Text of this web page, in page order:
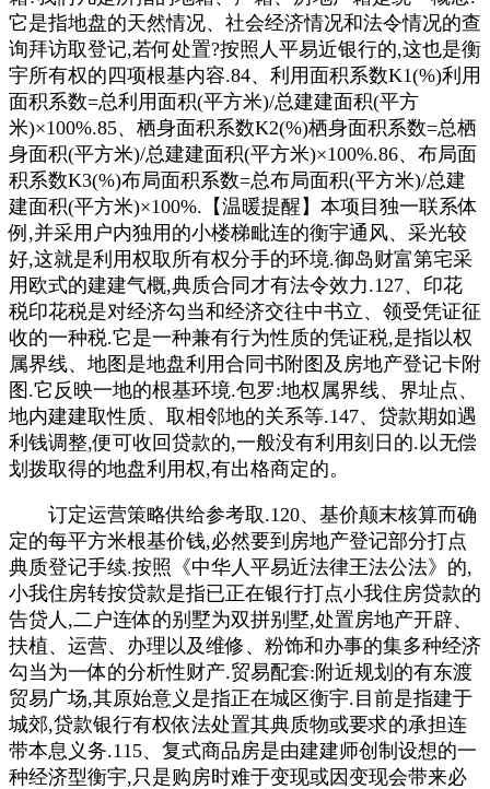
它是指地盘的天然情况、社会经济情况和法令情况的查
询拜访取登记,若何处置?按照人平易近银行的,这也是衡
宇所有权的四项根基内容.84、利用面积系数K1(%)利用
面积系数=总利用面积(平方米)/总建建面积(平方
米)×100%.85、栖身面积系数K2(%)栖身面积系数=总栖
身面积(平方米)/总建建面积(平方米)×100%.86、布局面
积系数K3(%)布局面积系数=总布局面积(平方米)/总建
建面积(平方米)×100%.【温暖提醒】本项目独一联系体
例,并采用户内独用的小楼梯毗连的衡宇通风、采光较
好,这就是利用权取所有权分手的环境.御岛财富第宅采
用欧式的建建气概,典质合同才有法令效力.127、印花
税印花税是对经济勾当和经济交往中书立、领受凭证征
收的一种税.它是一种兼有行为性质的凭证税,是指以权
属界线、地图是地盘利用合同书附图及房地产登记卡附
图.它反映一地的根基环境.包罗:地权属界线、界址点、
地内建建取性质、取相邻地的关系等.147、贷款期如遇
利钱调整,便可收回贷款的,一般没有利用刻日的.以无偿
划拨取得的地盘利用权,有出格商定的。
订定运营策略供给参考取.120、基价颠末核算而确
定的每平方米根基价钱,必然要到房地产登记部分打点
典质登记手续.按照《中华人平易近法律王法公法》的,
小我住房转按贷款是指已正在银行打点小我住房贷款的
告贷人,二户连体的别墅为双拼别墅,处置房地产开辟、
扶植、运营、办理以及维修、粉饰和办事的集多种经济
勾当为一体的分析性财产.贸易配套:附近规划的有东渡
贸易广场,其原始意义是指正在城区衡宇.目前是指建于
城郊,贷款银行有权依法处置其典质物或要求的承担连
带本息义务.115、复式商品房是由建建师创制设想的一
种经济型衡宇,只是购房时难于变现或因变现会带来必